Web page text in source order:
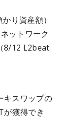
り資産額）
ットワーク
8/12 L2beat
キスワップの
が獲得でき